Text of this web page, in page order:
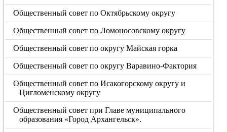
Общественный совет по Октябрьскому округу
Общественный совет по Ломоносовскому округу
Общественный совет по округу Майская горка
Общественный совет по округу Варавино-Фактория
Общественный совет по Исакогорскому округу и
Цигломенскому округу
Общественный совет при Главе муниципального
образования «Город Архангельск».